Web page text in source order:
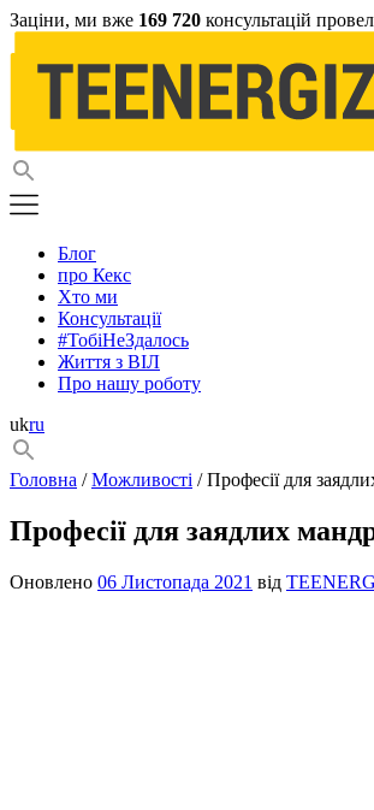
Заціни, ми вже 169 720 консультацій
Блог
про Кекс
Хто ми
Консультації
#ТобіНеЗдалось
Життя з ВІЛ
Про нашу роботу
ukru
Головна /Можливості / Професії для
Професії для заядлих
Оновлено 06 Листопада 2021 від